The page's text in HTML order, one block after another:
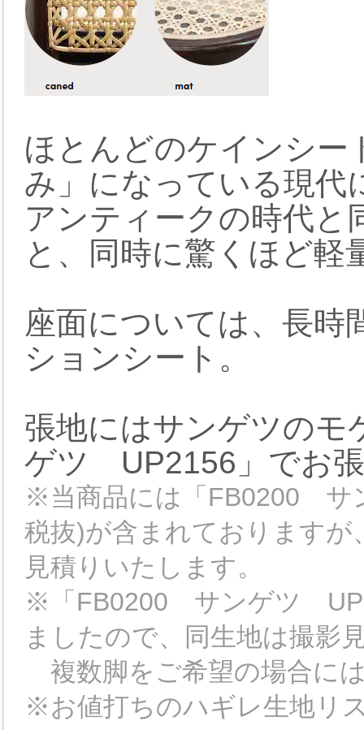
ほとんどのケインシー
み」になっている現代
アンティークの時代と
と、同時に驚くほど軽
座面については、長時
ションシート。
張地にはサンゲツの
ゲツ UP2156」でお
※当商品には「FB0200 サ
税抜)が含まれております
見積りいたします。
※「FB0200 サンゲツ
ましたので、同生地は撮影
複数脚をご希望の場合に
※お値打ちのハギレ生地リ